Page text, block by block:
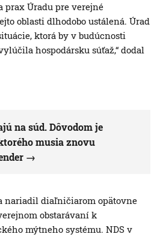
prax Úradu pre verejné
oblasti dlhodobo ustálená. Úrad
ktorá by v budúcnosti
hospodársku súťaž,“ dodal
na súd. Dôvodom je
musia znovu
nariadil diaľničiarom opätovne
obstarávaní k
mýtneho systému. NDS v